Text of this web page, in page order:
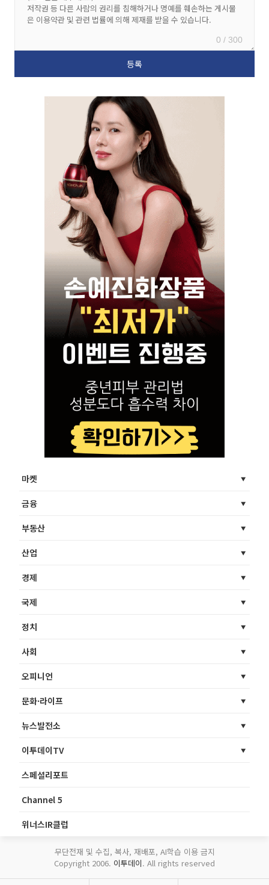
0 / 300
마켓
금융
부동산
산업
경제
국제
정치
사회
오피니언
문화·라이프
뉴스발전소
이투데이TV
스페셜리포트
Channel 5
위너스IR클럽
무단전재 및 수집, 복사, 재배포, AI학습 이용 금지
Copyright 2006. 이투데이. All rights reserved